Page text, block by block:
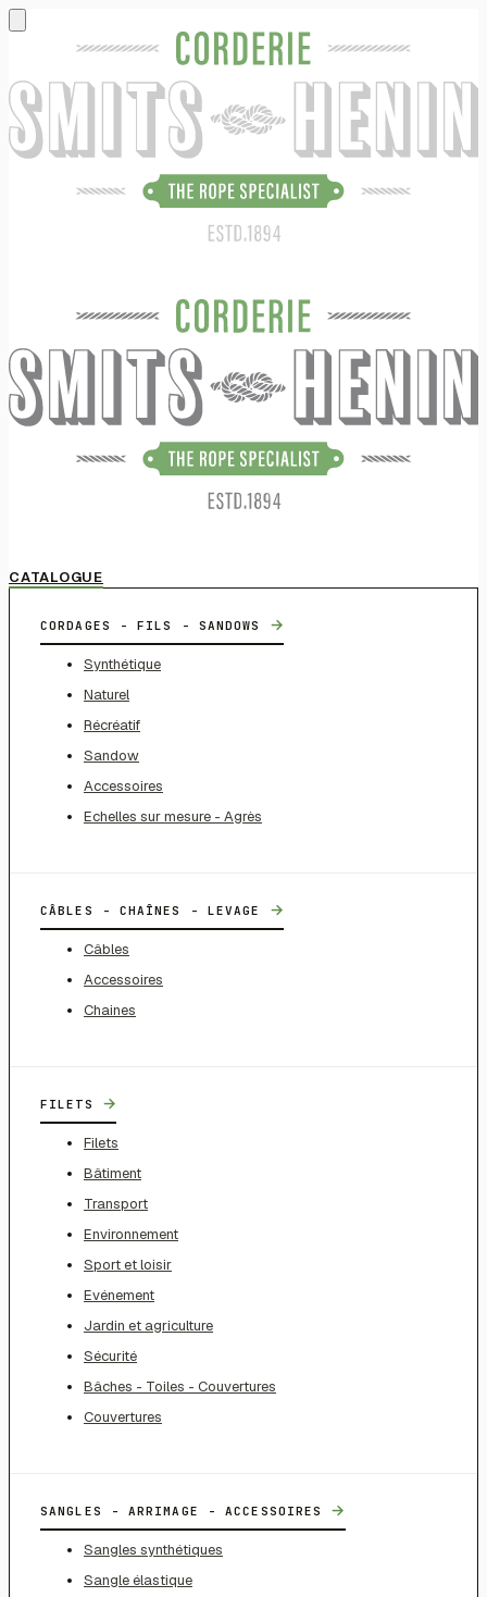
CATALOGUE
CORDAGES - FILS - SANDOWS →
Synthétique
Naturel
Récréatif
Sandow
Accessoires
Echelles sur mesure - Agrès
CÂBLES - CHAÎNES - LEVAGE →
Câbles
Accessoires
Chaines
FILETS →
Filets
Bâtiment
Transport
Environnement
Sport et loisir
Evénement
Jardin et agriculture
Sécurité
Bâches - Toiles - Couvertures
Couvertures
SANGLES - ARRIMAGE - ACCESSOIRES →
Sangles synthétiques
Sangle élastique